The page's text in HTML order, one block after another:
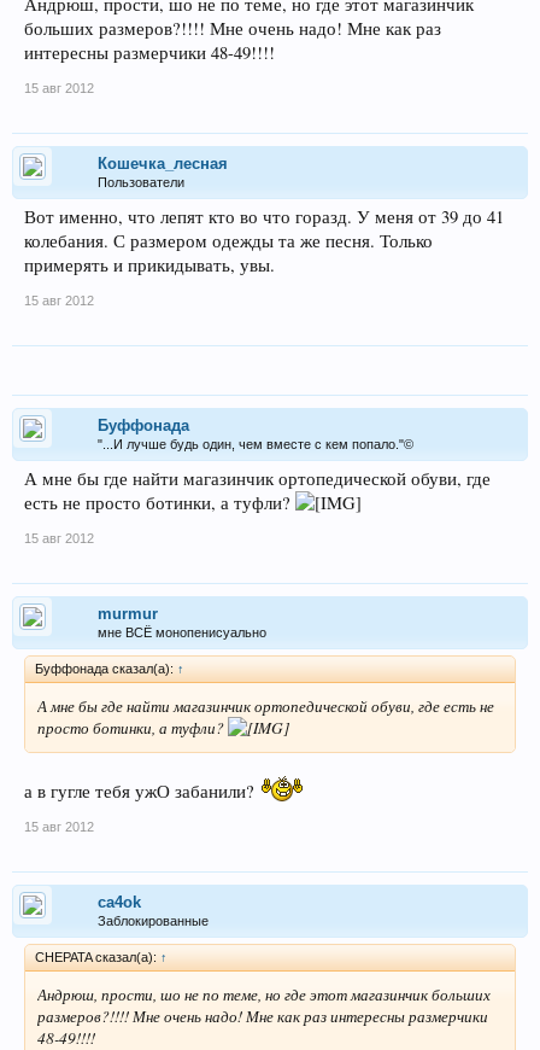
Но самое смешное что в конечном итоге... взял у одного
производителя 44-й... У нас ваще есть хоть какие нить
параметры по размерам или каждый лепит ту цифирь которую
нормальную обувь подбираю 44-го, а рядом от другого
ЗЫ)) Если тема не по адресу, Модераторы перенесите
пожалуйста в соответствующий раздел))
больших размеров?!!!! Мне очень надо! Мне как раз
интересны размерчики 48-49!!!!
15 авг 2012
Кошечка_лесная
Пользователи
Вот именно, что лепят кто во что горазд. У меня от 39 до 41
колебания. С размером одежды та же песня. Только
примерять и прикидывать, увы.
15 авг 2012
Буффонада
"...И лучше будь один, чем вместе с кем попало."©
А мне бы где найти магазинчик ортопедической обуви, где
есть не просто ботинки, а туфли?
15 авг 2012
murmur
мне ВСЁ монопенисуально
Буффонада сказал(а): ↑
А мне бы где найти магазинчик ортопедической обуви, где есть не
просто ботинки, а туфли?
а в гугле тебя ужО забанили?
15 авг 2012
ca4ok
Заблокированные
CHEPATA сказал(а): ↑
Андрюш, прости, шо не по теме, но где этот магазинчик больших
размеров?!!!! Мне очень надо! Мне как раз интересны размерчики
48-49!!!!